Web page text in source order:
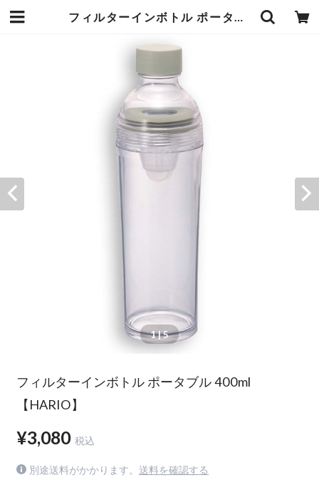
フィルターインボトル ポータブル 400ml 【HARIO】 | お茶の光緑園
1| 5
フィルターインボトル ポータブル 400ml
【HARIO】
¥3,080 税込
別途送料がかかります。 送料を確認する